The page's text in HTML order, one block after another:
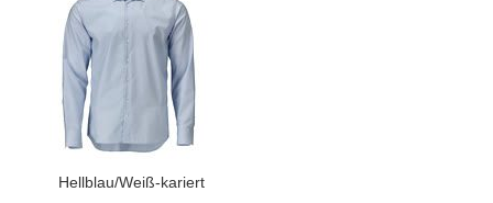
Hellblau/Weiß-kariert